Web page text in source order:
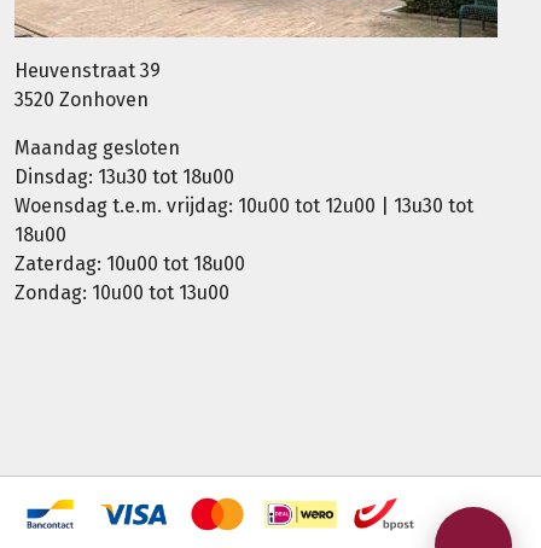
Heuvenstraat 39
3520 Zonhoven
Maandag gesloten
Dinsdag: 13u30 tot 18u00
Woensdag t.e.m. vrijdag: 10u00 tot 12u00 | 13u30 tot
18u00
Zaterdag: 10u00 tot 18u00
Zondag: 10u00 tot 13u00